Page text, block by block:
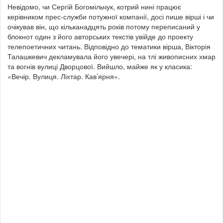
Невідомо, чи Сергій Богомільчук, котрий нині працює
керівником прес-служби потужної компанії, досі пише вірші і чи
очікував він, що кільканадцять років потому переписаний у
блокнот один з його авторських текстів увійде до проекту
телепоетичних читань. Відповідно до тематики вірша, Вікторія
Талашкевич декламувала його увечері, на тлі живописних хмар
та вогнів вулиці Дворцової. Вийшло, майже як у класика:
«Вечір. Вулиця. Ліхтар. Кав’ярня».